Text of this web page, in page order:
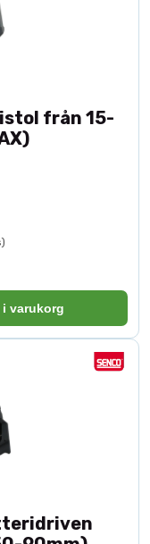
från 15-
i varukorg